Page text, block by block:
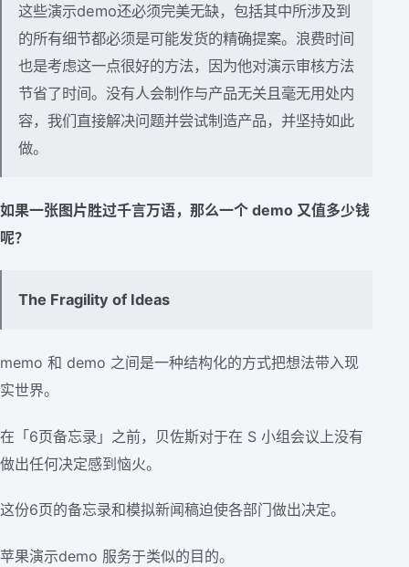
这些演示demo还必须完美无缺，包括其中所涉及到
的所有细节都必须是可能发货的精确提案。浪费时间
也是考虑这一点很好的方法，因为他对演示审核方法
节省了时间。没有人会制作与产品无关且毫无用处内
容，我们直接解决问题并尝试制造产品，并坚持如此
做。
如果一张图片胜过千言万语，那么一个 demo 又值多少钱
呢？
The Fragility of Ideas
memo 和 demo 之间是一种结构化的方式把想法带入现
实世界。
在「6页备忘录」之前，贝佐斯对于在 S 小组会议上没有
做出任何决定感到恼火。
这份6页的备忘录和模拟新闻稿迫使各部门做出决定。
苹果演示demo 服务于类似的目的。